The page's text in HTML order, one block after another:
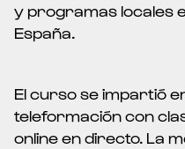
y programas locales
España.
El curso se impartió
teleformación con
online en directo. La